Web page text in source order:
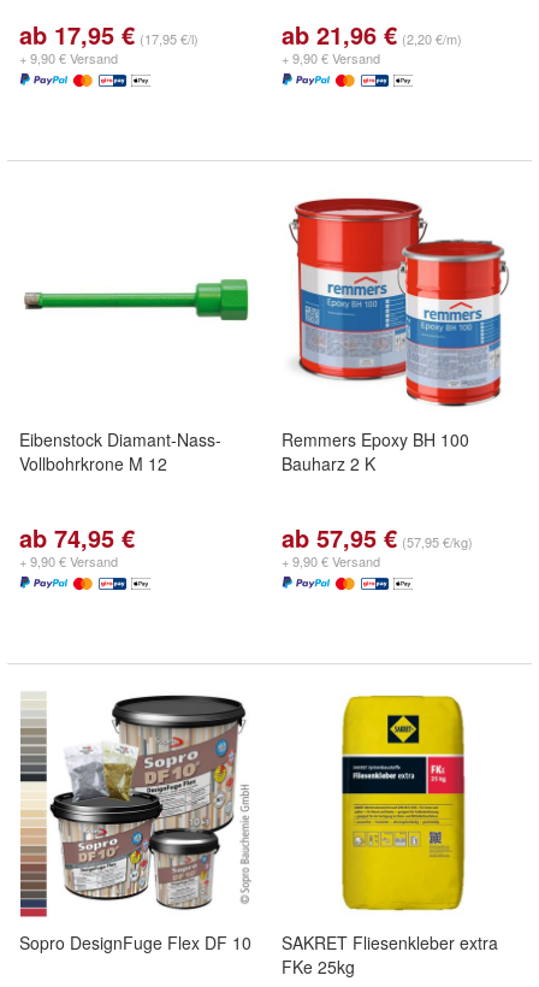
ab 17,95 € (17,95 €/l)
+ 9,90 € Versand
ab 21,96 € (2,20 €/m)
+ 9,90 € Versand
Eibenstock Diamant-Nass-
Vollbohrkrone M 12
ab 74,95 €
+ 9,90 € Versand
Remmers Epoxy BH 100
Bauharz 2 K
ab 57,95 € (57,95 €/kg)
+ 9,90 € Versand
Sopro DesignFuge Flex DF 10
SAKRET Fliesenkleber extra
FKe 25kg